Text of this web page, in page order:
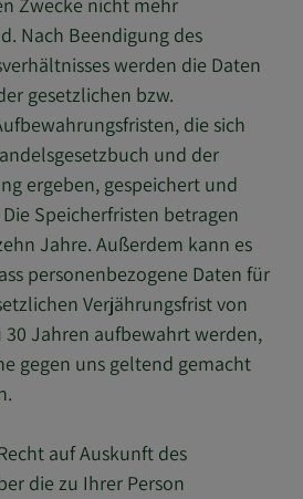
Nach Beendigung des
werden die Daten
gesetzlichen bzw.
die sich
und der
ergeben, gespeichert und
Speicherfristen betragen
Jahre. Außerdem kann es
personenbezogene Daten für
Verjährungsfrist von
30 Jahren aufbewahrt werden,
gegen uns geltend gemacht
auf Auskunft des
die zu Ihrer Person